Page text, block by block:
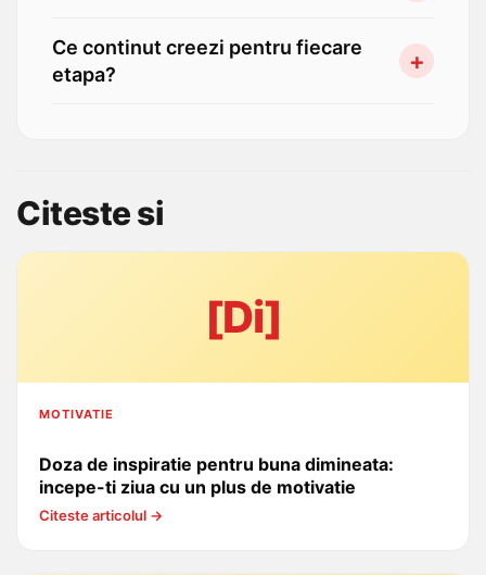
verifica plata. Ofera reasigurare.
Ce continut creezi pentru fiecare
etapa?
Citeste si
[Di]
MOTIVATIE
Doza de inspiratie pentru buna dimineata:
incepe-ti ziua cu un plus de motivatie
Citeste articolul →